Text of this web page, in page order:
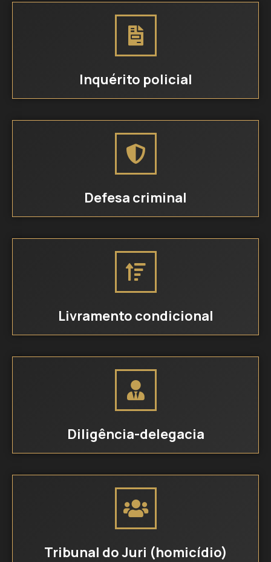
Inquérito policial
Defesa criminal
Livramento condicional
Diligência-delegacia
Tribunal do Juri (homicídio)